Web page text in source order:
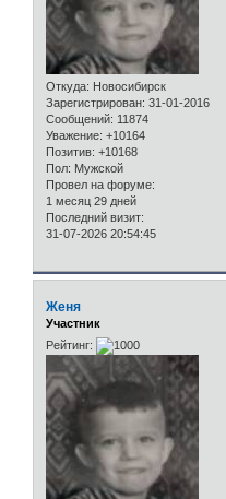
Откуда: Новосибирск
Зарегистрирован: 31-01-2016
Сообщений: 11874
Уважение: +10164
Позитив: +10168
Пол: Мужской
Провел на форуме:
1 месяц 29 дней
Последний визит:
31-07-2026 20:54:45
Женя
Участник
Рейтинг: